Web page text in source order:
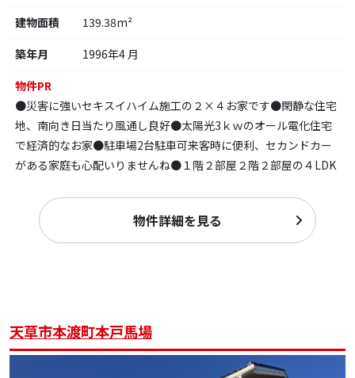
建物面積
139.38m²
築年月
1996年4 月
物件PR
●災害に強いセキスイハイム施工の２×４お家です●閑静な住宅
地、南向き日当たり風通し良好●太陽光3ｋｗのオール電化住宅
で経済的なお家●駐車場2台駐車可来客時に便利、セカンドカー
がある家庭も心配いりませんね●１階２部屋２階２部屋の４LDK
物件詳細を見る
天草市本渡町本戸馬場